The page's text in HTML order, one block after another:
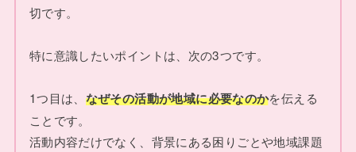
切です。
特に意識したいポイントは、次の3つです。
1つ目は、 なぜその活動が地域に必要なのかを伝える
ことです。
活動内容だけでなく、背景にある困りごとや地域課題